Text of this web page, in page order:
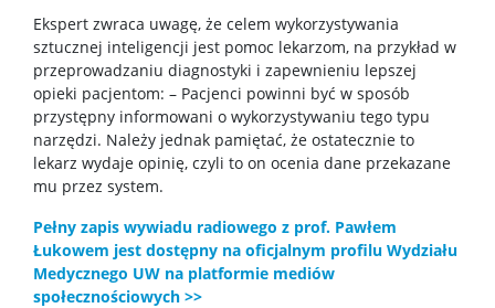
Ekspert zwraca uwagę, że celem wykorzystywania
sztucznej inteligencji jest pomoc lekarzom, na przykład w
przeprowadzaniu diagnostyki i zapewnieniu lepszej
opieki pacjentom: – Pacjenci powinni być w sposób
przystępny informowani o wykorzystywaniu tego typu
narzędzi. Należy jednak pamiętać, że ostatecznie to
lekarz wydaje opinię, czyli to on ocenia dane przekazane
mu przez system.
Pełny zapis wywiadu radiowego z prof. Pawłem
Łukowem jest dostępny na oficjalnym profilu Wydziału
Medycznego UW na platformie mediów
społecznościowych >>